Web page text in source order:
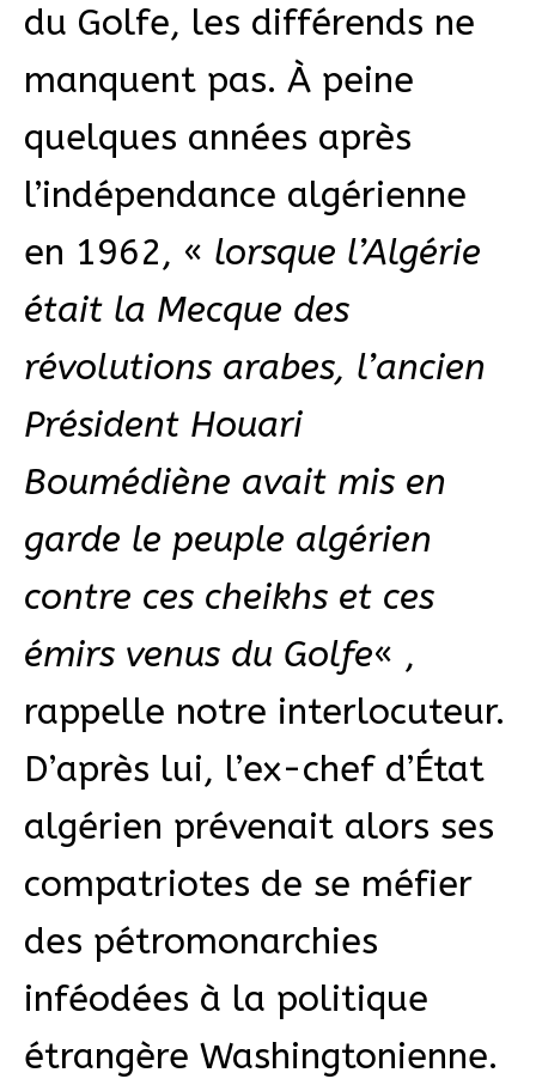
du Golfe, les différends ne
manquent pas. À peine
quelques années après
l’indépendance algérienne
en 1962, « lorsque l’Algérie
était la Mecque des
révolutions arabes, l’ancien
Président Houari
Boumédiène avait mis en
garde le peuple algérien
contre ces cheikhs et ces
émirs venus du Golfe« ,
rappelle notre interlocuteur.
D’après lui, l’ex-chef d’État
algérien prévenait alors ses
compatriotes de se méfier
des pétromonarchies
inféodées à la politique
étrangère Washingtonienne.